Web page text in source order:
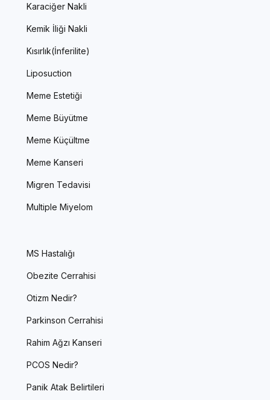
Karaciğer Nakli
Kemik İliği Nakli
Kısırlık(İnferilite)
Liposuction
Meme Estetiği
Meme Büyütme
Meme Küçültme
Meme Kanseri
Migren Tedavisi
Multiple Miyelom
MS Hastalığı
Obezite Cerrahisi
Otizm Nedir?
Parkinson Cerrahisi
Rahim Ağzı Kanseri
PCOS Nedir?
Panik Atak Belirtileri